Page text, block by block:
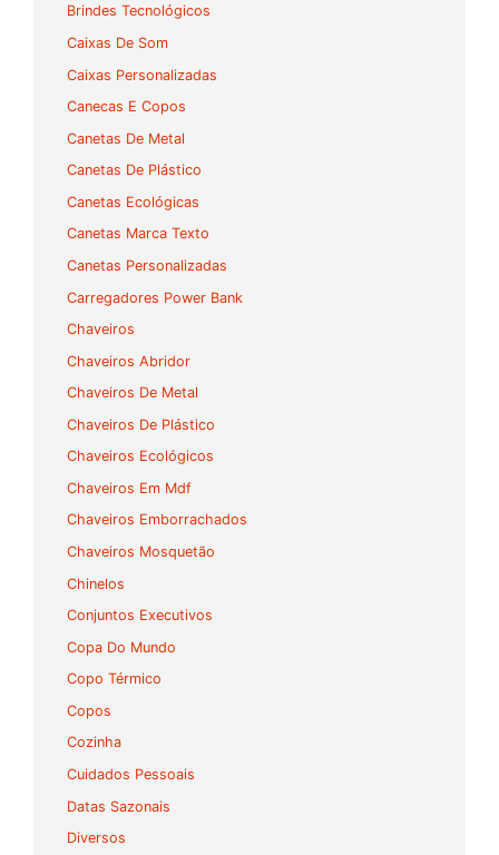
Brindes Tecnológicos
Caixas De Som
Caixas Personalizadas
Canecas E Copos
Canetas De Metal
Canetas De Plástico
Canetas Ecológicas
Canetas Marca Texto
Canetas Personalizadas
Carregadores Power Bank
Chaveiros
Chaveiros Abridor
Chaveiros De Metal
Chaveiros De Plástico
Chaveiros Ecológicos
Chaveiros Em Mdf
Chaveiros Emborrachados
Chaveiros Mosquetão
Chinelos
Conjuntos Executivos
Copa Do Mundo
Copo Térmico
Copos
Cozinha
Cuidados Pessoais
Datas Sazonais
Diversos